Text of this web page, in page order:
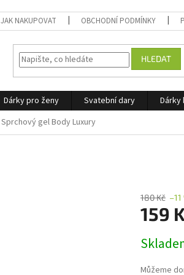
JAK NAKUPOVAT OBCHODNÍ PODMÍNKY
HLEDAT
Dárky pro ženy Svatební dary Dárky
Sprchový gel Body Luxury
180 Kč –11
159
cena:
Můžeme